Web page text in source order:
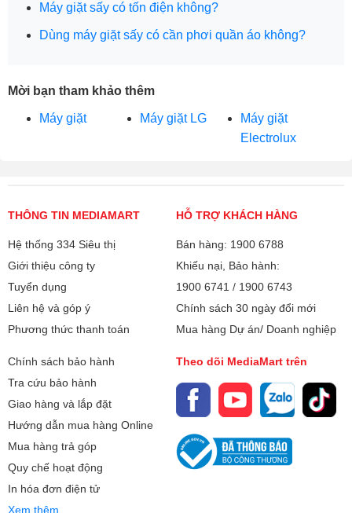
Máy giặt sấy có tốn điện không?
Dùng máy giặt sấy có cần phơi quần áo không?
Mời bạn tham khảo thêm
Máy giặt Máy giặt LG
Máy giặt
Electrolux
THÔNG TIN MEDIAMART
Hệ thống 334 Siêu thị
Giới thiệu công ty
Tuyển dụng
Liên hệ và góp ý
Phương thức thanh toán
HỖ TRỢ KHÁCH HÀNG
Bán hàng: 1900 6788
Khiếu nại, Bảo hành:
1900 6741 / 1900 6743
Chính sách 30 ngày đổi mới
Mua hàng Dự án/ Doanh nghiệp
Chính sách bảo hành
Tra cứu bảo hành
Giao hàng và lắp đặt
Hướng dẫn mua hàng Online
Mua hàng trả góp
Quy chế hoạt động
In hóa đơn điện tử
Xem thêm
Theo dõi MediaMart trên